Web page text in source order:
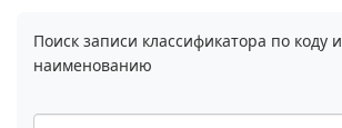
Поиск записи классификатора по коду и
наименованию